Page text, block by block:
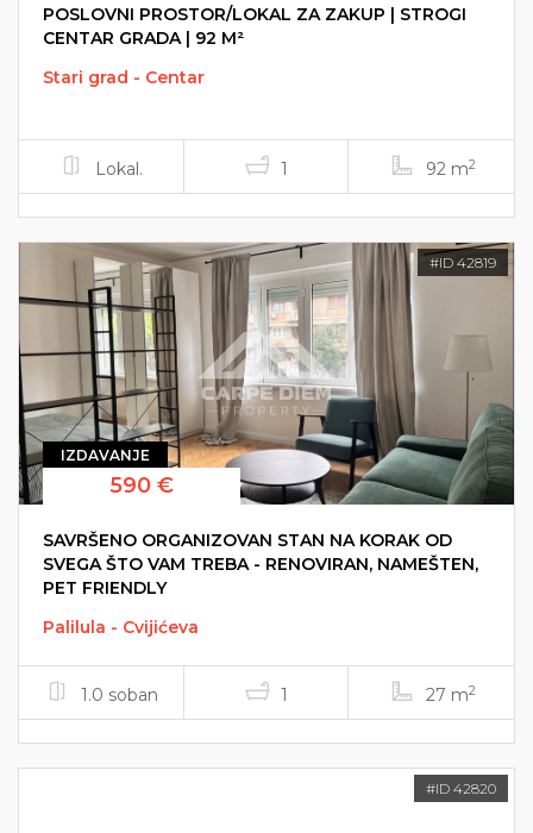
POSLOVNI PROSTOR/LOKAL ZA ZAKUP | STROGI
CENTAR GRADA | 92 M²
Stari grad - Centar
Lokal. 1 92 m2
#ID 42819
IZDAVANJE
590 €
SAVRŠENO ORGANIZOVAN STAN NA KORAK OD
SVEGA ŠTO VAM TREBA - RENOVIRAN, NAMEŠTEN,
PET FRIENDLY
Palilula - Cvijićeva
1.0 soban 1 27 m2
#ID 42820